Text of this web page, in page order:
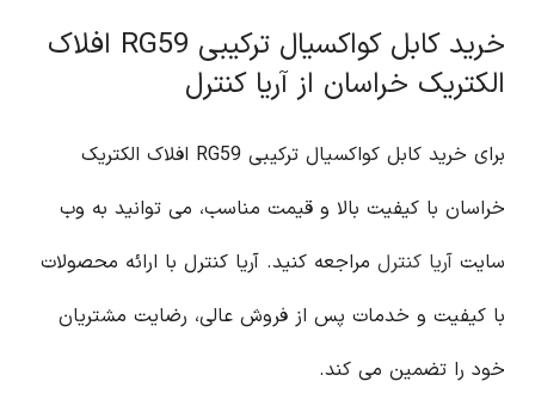
خرید کابل کواکسیال ترکیبی RG59 افلاک
الکتریک خراسان از آریا کنترل
برای خرید کابل کواکسیال ترکیبی RG59 افلاک الکتریک
خراسان با کیفیت بالا و قیمت مناسب، می توانید به وب
سایت آریا کنترل مراجعه کنید. آریا کنترل با ارائه محصولات
با کیفیت و خدمات پس از فروش عالی، رضایت مشتریان
خود را تضمین می کند.